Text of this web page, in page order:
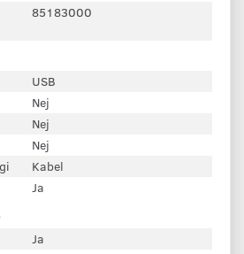
85183000
USB
Nej
Nej
Nej
Kabel
Ja
Ja